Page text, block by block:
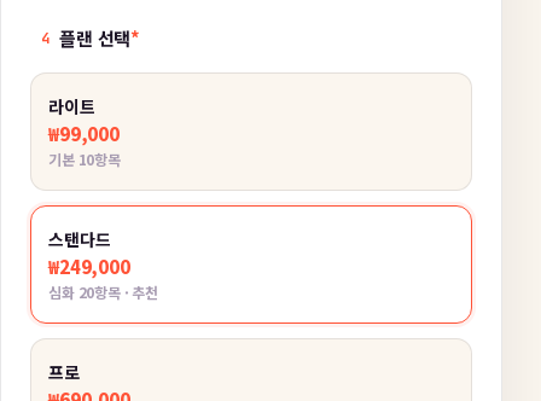
4 플랜 선택*
라이트
₩99,000
기본 10항목
스탠다드
₩249,000
심화 20항목 · 추천
프로